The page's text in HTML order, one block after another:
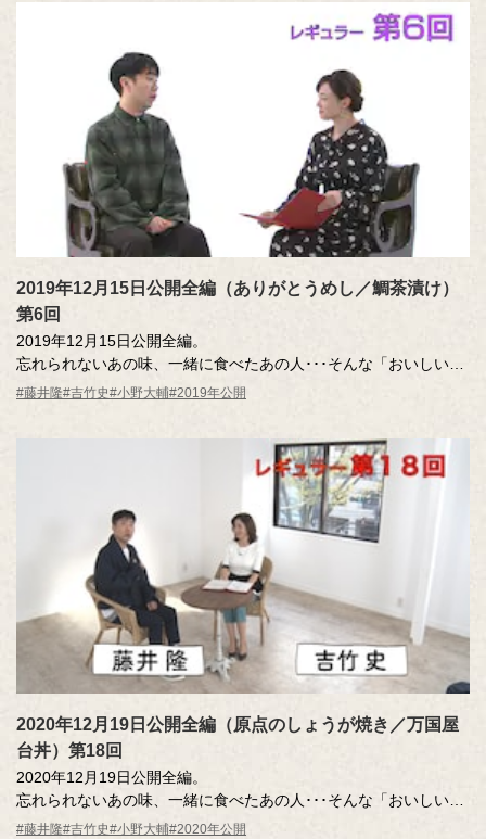
2019年12月15日公開全編（ありがとうめし／鯛茶漬け）
第6回
2019年12月15日公開全編。
忘れられないあの味、一緒に食べたあの人･･･そんな「おいしい記
憶」をつづるエッセーを読んだ調査員が、記憶さん（エッセー作
#藤井隆#吉竹史#小野大輔#2019年公開
2020年12月19日公開全編（原点のしょうが焼き／万国屋
台丼）第18回
2020年12月19日公開全編。
忘れられないあの味、一緒に食べたあの人･･･そんな「おいしい記
憶」のエッセーを読んだ調査員が、記憶さん（エッセー作者）と
#藤井隆#吉竹史#小野大輔#2020年公開